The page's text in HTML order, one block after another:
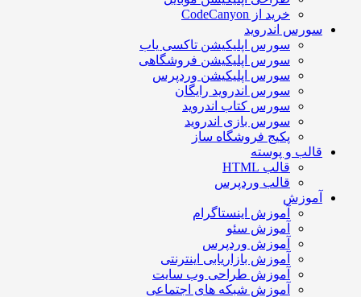
خرید از CodeCanyon
اندروید
سورس اپلیکیشن تاکسی یاب
سورس اپلیکیشن فروشگاهی
سورس اپلیکیشن وردپرس
سورس اندروید رایگان
سورس کتاب اندروید
سورس بازی اندروید
پکیج فروشگاه ساز
و پوسته
قالب HTML
قالب وردپرس
آموزش اینستاگرام
آموزش سئو
آموزش وردپرس
آموزش بازاریابی اینترنتی
آموزش طراحی وب سایت
آموزش شبکه های اجتماعی